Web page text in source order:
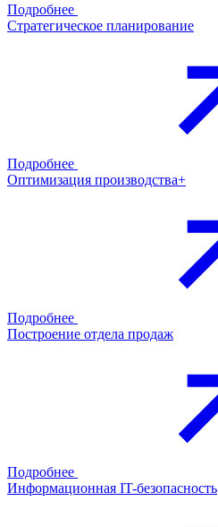
Подробнее
Стратегическое планирование
Подробнее
Оптимизация производства+
Подробнее
Построение отдела продаж
Подробнее
Информационная IT-безопасность